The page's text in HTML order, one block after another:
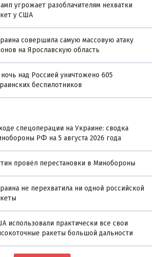
угрожает разоблачителям нехватки
у США
совершила самую массовую атаку
на Ярославскую область
ночь над Россией уничтожено 605
беспилотников
спецоперации на Украине: сводка
РФ на 5 августа 2026 года
провёл перестановки в Минобороны
не перехватила ни одной российской
использовали практически все свои
ракеты большой дальности